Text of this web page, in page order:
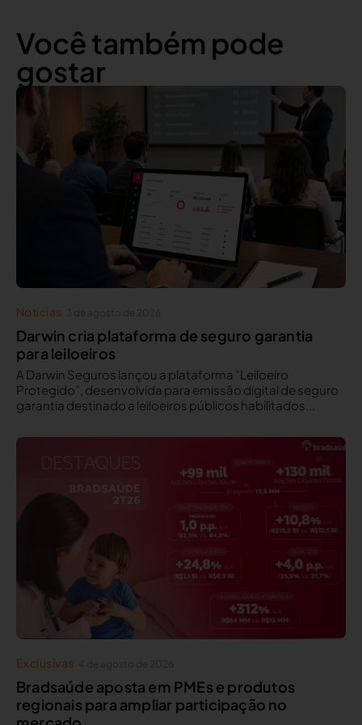
Você também pode
gostar
Notícias
Darwin cria plataforma de seguro garantia
para leiloeiros
A Darwin Seguros lançou a plataforma “Leiloeiro
Protegido”, desenvolvida para emissão digital de seguro
garantia destinado a leiloeiros públicos habilitados...
Exclusivas
Bradsaúde aposta em PMEs e produtos
regionais para ampliar participação no